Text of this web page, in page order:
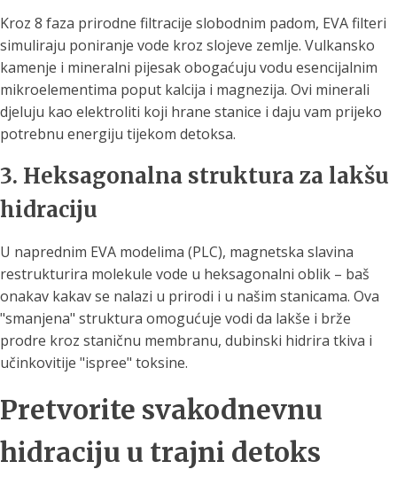
Kroz 8 faza prirodne filtracije slobodnim padom, EVA filteri
simuliraju poniranje vode kroz slojeve zemlje. Vulkansko
kamenje i mineralni pijesak obogaćuju vodu esencijalnim
mikroelementima poput kalcija i magnezija. Ovi minerali
djeluju kao elektroliti koji hrane stanice i daju vam prijeko
potrebnu energiju tijekom detoksa.
3. Heksagonalna struktura za lakšu
hidraciju
U naprednim EVA modelima (PLC), magnetska slavina
restrukturira molekule vode u heksagonalni oblik – baš
onakav kakav se nalazi u prirodi i u našim stanicama. Ova
"smanjena" struktura omogućuje vodi da lakše i brže
prodre kroz staničnu membranu, dubinski hidrira tkiva i
učinkovitije "ispree" toksine.
Pretvorite svakodnevnu
hidraciju u trajni detoks